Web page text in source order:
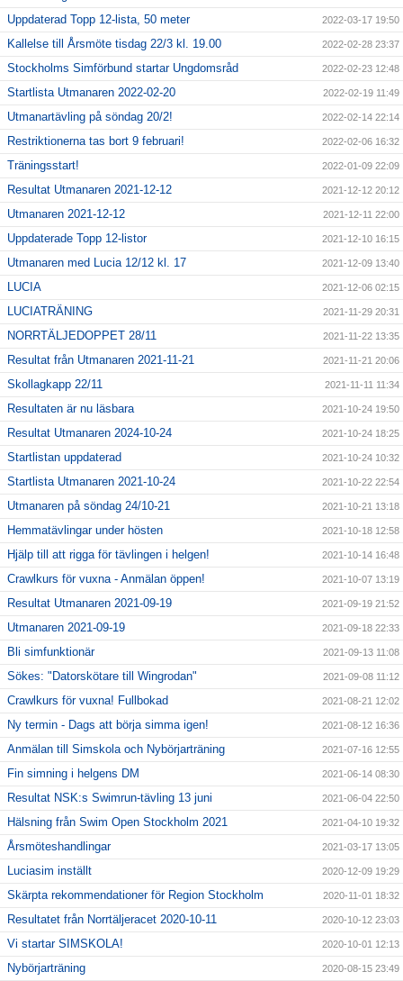
Uppdaterad Topp 12-lista, 50 meter 2022-03-17 19:50
Kallelse till Årsmöte tisdag 22/3 kl. 19.00 2022-02-28 23:37
Stockholms Simförbund startar Ungdomsråd 2022-02-23 12:48
Startlista Utmanaren 2022-02-20 2022-02-19 11:49
Utmanartävling på söndag 20/2! 2022-02-14 22:14
Restriktionerna tas bort 9 februari! 2022-02-06 16:32
Träningsstart! 2022-01-09 22:09
Resultat Utmanaren 2021-12-12 2021-12-12 20:12
Utmanaren 2021-12-12 2021-12-11 22:00
Uppdaterade Topp 12-listor 2021-12-10 16:15
Utmanaren med Lucia 12/12 kl. 17 2021-12-09 13:40
LUCIA 2021-12-06 02:15
LUCIATRÄNING 2021-11-29 20:31
NORRTÄLJEDOPPET 28/11 2021-11-22 13:35
Resultat från Utmanaren 2021-11-21 2021-11-21 20:06
Skollagkapp 22/11 2021-11-11 11:34
Resultaten är nu läsbara 2021-10-24 19:50
Resultat Utmanaren 2024-10-24 2021-10-24 18:25
Startlistan uppdaterad 2021-10-24 10:32
Startlista Utmanaren 2021-10-24 2021-10-22 22:54
Utmanaren på söndag 24/10-21 2021-10-21 13:18
Hemmatävlingar under hösten 2021-10-18 12:58
Hjälp till att rigga för tävlingen i helgen! 2021-10-14 16:48
Crawlkurs för vuxna - Anmälan öppen! 2021-10-07 13:19
Resultat Utmanaren 2021-09-19 2021-09-19 21:52
Utmanaren 2021-09-19 2021-09-18 22:33
Bli simfunktionär 2021-09-13 11:08
Sökes: "Datorskötare till Wingrodan" 2021-09-08 11:12
Crawlkurs för vuxna! Fullbokad 2021-08-21 12:02
Ny termin - Dags att börja simma igen! 2021-08-12 16:36
Anmälan till Simskola och Nybörjarträning 2021-07-16 12:55
Fin simning i helgens DM 2021-06-14 08:30
Resultat NSK:s Swimrun-tävling 13 juni 2021-06-04 22:50
Hälsning från Swim Open Stockholm 2021 2021-04-10 19:32
Årsmöteshandlingar 2021-03-17 13:05
Luciasim inställt 2020-12-09 19:29
Skärpta rekommendationer för Region Stockholm 2020-11-01 18:32
Resultatet från Norrtäljeracet 2020-10-11 2020-10-12 23:03
Vi startar SIMSKOLA! 2020-10-01 12:13
Nybörjarträning 2020-08-15 23:49